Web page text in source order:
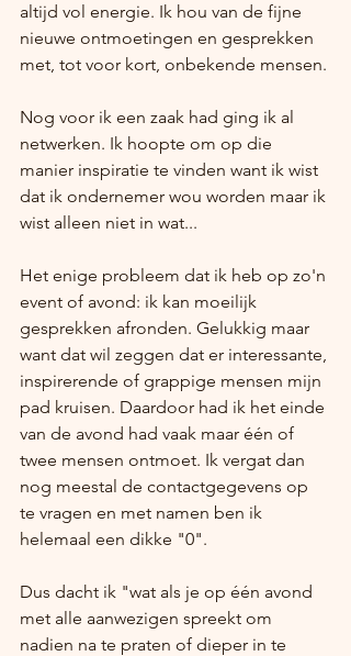
altijd vol energie. Ik hou van de fijne
nieuwe ontmoetingen en gesprekken
met, tot voor kort, onbekende mensen.
Nog voor ik een zaak had ging ik al
netwerken. Ik hoopte om op die
manier inspiratie te vinden want ik wist
dat ik ondernemer wou worden maar ik
wist alleen niet in wat...
Het enige probleem dat ik heb op zo'n
event of avond: ik kan moeilijk
gesprekken afronden. Gelukkig maar
want dat wil zeggen dat er interessante,
inspirerende of grappige mensen mijn
pad kruisen. Daardoor had ik het einde
van de avond had vaak maar één of
twee mensen ontmoet. Ik vergat dan
nog meestal de contactgegevens op
te vragen en met namen ben ik
helemaal een dikke "0".
Dus dacht ik "wat als je op één avond
met alle aanwezigen spreekt om
nadien na te praten of dieper in te